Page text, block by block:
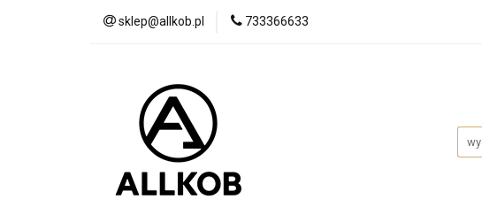
sklep@allkob.pl 733366633